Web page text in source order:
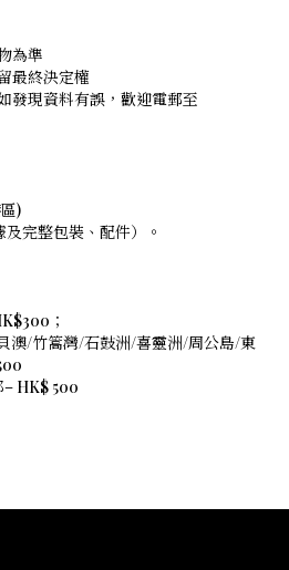
為準
最終決定權
發現資料有誤，歡迎電郵至
)
完整包裝、配件）。
；
澳/竹篙灣/石鼓洲/喜靈洲/周公島/東
HK$ 500